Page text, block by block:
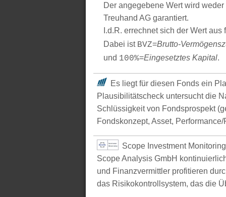
Der angegebene Wert wird
Treuhand AG garantiert.
I.d.R. errechnet sich der Wert
Dabei ist BVZ=Brutto-
und 100%=Eingesetztes Kapital.
Es liegt für diesen Fonds ein
Plausibilitätscheck untersucht die
Schlüssigkeit von Fondsprospekt
Fondskonzept, Asset,
Scope Investment
Scope Analysis GmbH
und Finanzvermittler profitieren
das Risikokontrollsystem, das die